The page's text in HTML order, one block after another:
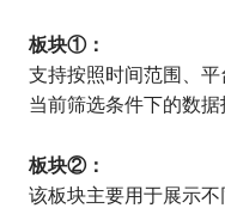
板块①：
支持按照时间范围、
当前筛选条件下的数据
板块②：
该板块主要用于展示